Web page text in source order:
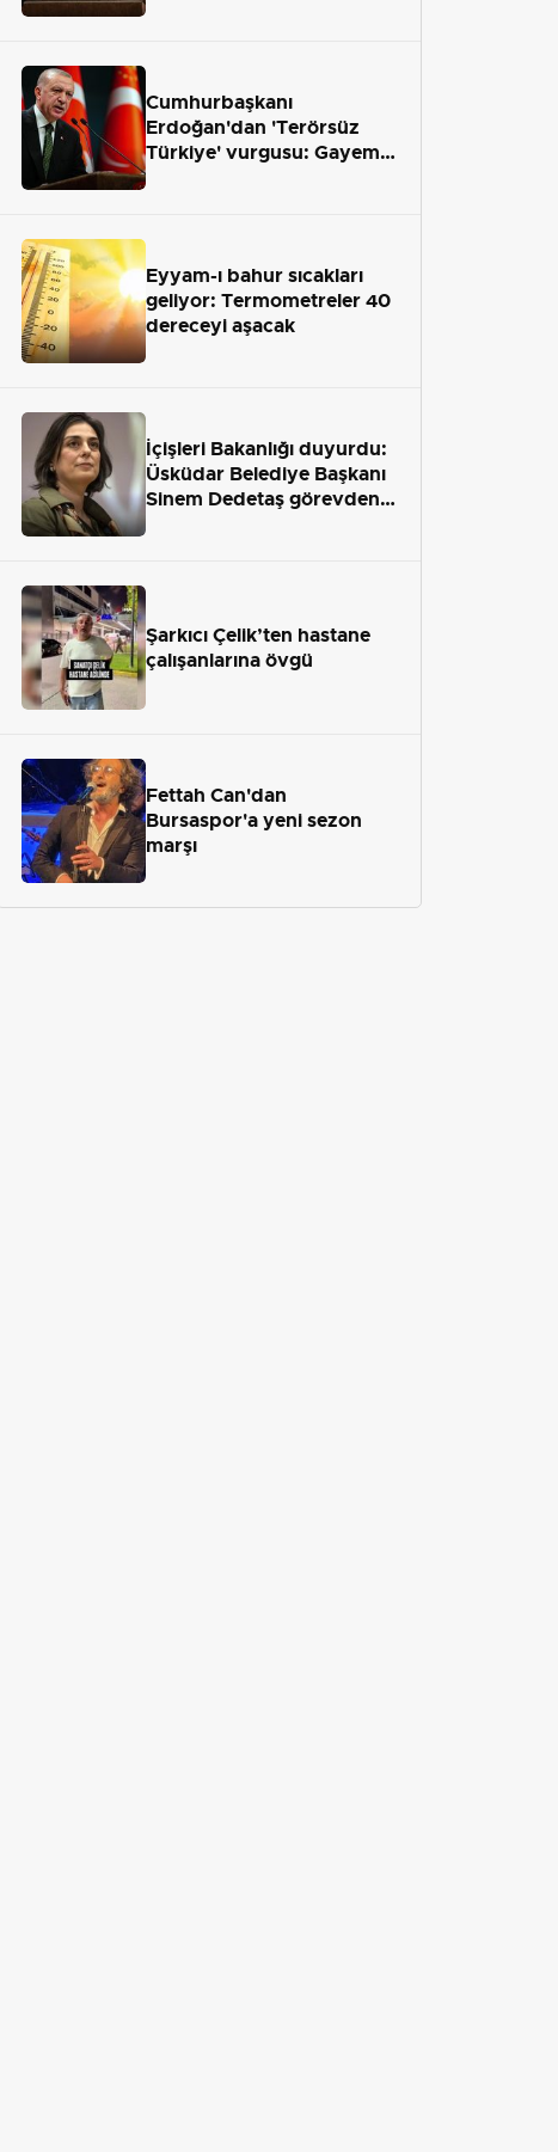
Cumhurbaşkanı
Erdoğan'dan 'Terörsüz
Türkiye' vurgusu: Gayemiz
Eyyam-ı bahur sıcakları
geliyor: Termometreler 40
dereceyi aşacak
İçişleri Bakanlığı duyurdu:
Üsküdar Belediye Başkanı
Sinem Dedetaş görevden
Şarkıcı Çelik’ten hastane
çalışanlarına övgü
Fettah Can'dan
Bursaspor'a yeni sezon
marşı